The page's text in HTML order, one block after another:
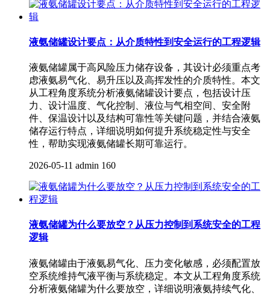
液氨储罐设计要点：从介质特性到安全运行的工程逻辑
液氨储罐属于高风险压力储存设备，其设计必须重点考
虑液氨易气化、易升压以及高挥发性的介质特性。本文
从工程角度系统分析液氨储罐设计要点，包括设计压
力、设计温度、气化控制、液位与气相空间、安全附
件、保温设计以及结构可靠性等关键问题，并结合液氨
储存运行特点，详细说明如何提升系统稳定性与安全
性，帮助实现液氨储罐长期可靠运行。
2026-05-11 admin 160
液氨储罐为什么要放空？从压力控制到系统安全的工程
逻辑
液氨储罐由于液氨易气化、压力变化敏感，必须配置放
空系统维持气液平衡与系统稳定。本文从工程角度系统
分析液氨储罐为什么要放空，详细说明液氨持续气化、